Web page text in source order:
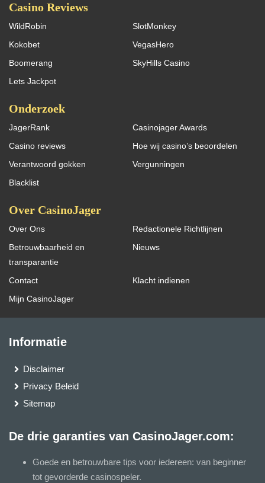
Casino Reviews
WildRobin
SlotMonkey
Kokobet
VegasHero
Boomerang
SkyHills Casino
Lets Jackpot
Onderzoek
JagerRank
Casinojager Awards
Casino reviews
Hoe wij casino’s beoordelen
Verantwoord gokken
Vergunningen
Blacklist
Over CasinoJager
Over Ons
Redactionele Richtlijnen
Betrouwbaarheid en
transparantie
Nieuws
Contact
Klacht indienen
Mijn CasinoJager
Informatie
Disclaimer
Privacy Beleid
Sitemap
De drie garanties van CasinoJager.com:
Goede en betrouwbare tips voor iedereen: van beginner
tot gevorderde casinospeler.